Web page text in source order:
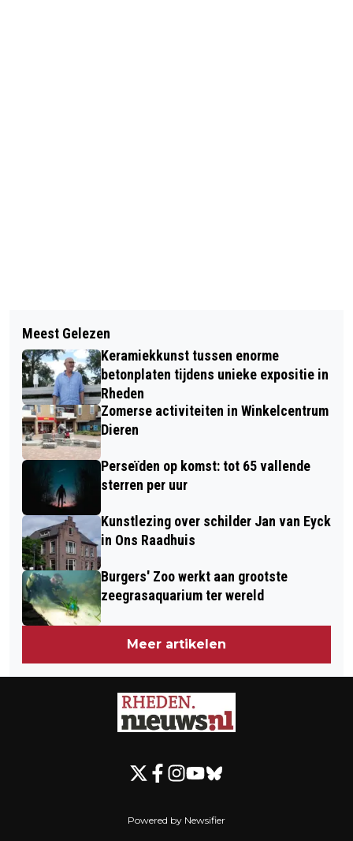
ZOMERSTOP? NEE HOOR, IK GA NAAR
DE ZOMERUITDAGING BIJ RTC DE
LAAK!
ZOEMENDE VOORJAARSMARKT IN
DIEREN
Meest Gelezen
Keramiekkunst tussen enorme
betonplaten tijdens unieke expositie in
Rheden
Zomerse activiteiten in Winkelcentrum
Dieren
Perseïden op komst: tot 65 vallende
sterren per uur
Kunstlezing over schilder Jan van Eyck
in Ons Raadhuis
Burgers' Zoo werkt aan grootste
zeegrasaquarium ter wereld
Meer artikelen
Powered by Newsifier